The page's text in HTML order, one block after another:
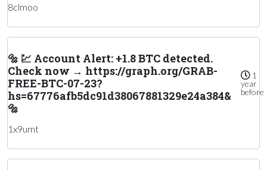
8clmoo
🔩 💹 Account Alert: +1.8 BTC detected.
Check now → https://graph.org/GRAB-
FREE-BTC-07-23?
hs=67776afb5dc91d38067881329e24a384&
🔩
1
year
before
1x9umt